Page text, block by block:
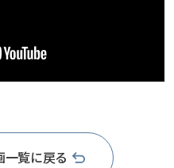
一覧に戻る